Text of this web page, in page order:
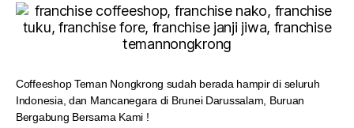
Coffeeshop Teman Nongkrong sudah berada hampir di seluruh
Indonesia, dan Mancanegara di Brunei Darussalam, Buruan
Bergabung Bersama Kami !